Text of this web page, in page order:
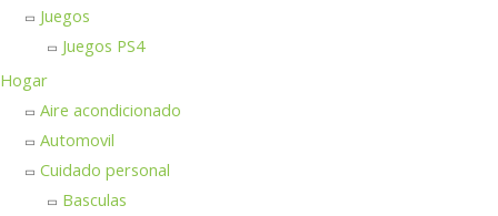
Juegos
Juegos PS4
Hogar
Aire acondicionado
Automovil
Cuidado personal
Basculas